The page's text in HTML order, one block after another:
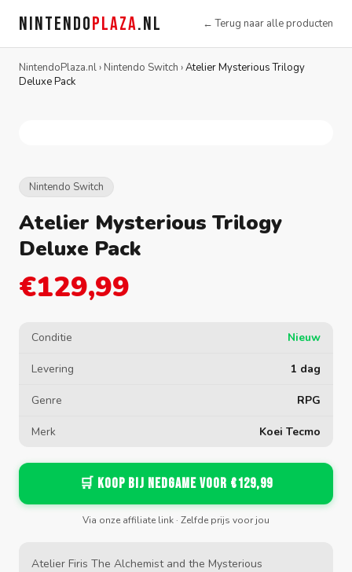
NINTENDOPLAZA.NL ← Terug naar alle producten
NintendoPlaza.nl› Nintendo Switch ›Atelier Mysterious Trilogy
Deluxe Pack
Nintendo Switch
Atelier Mysterious Trilogy
Deluxe Pack
€129,99
Conditie Nieuw
Levering 1 dag
Genre RPG
Merk Koei Tecmo
🛒 Koop bij Nedgame voor €129,99
Via onze affiliate link · Zelfde prijs voor jou
Atelier Firis The Alchemist and the Mysterious